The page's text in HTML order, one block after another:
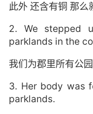
此外 还含有铜 那么
2. We stepped
parklands in the
我们为郡里所有公
3. Her body was
parklands.